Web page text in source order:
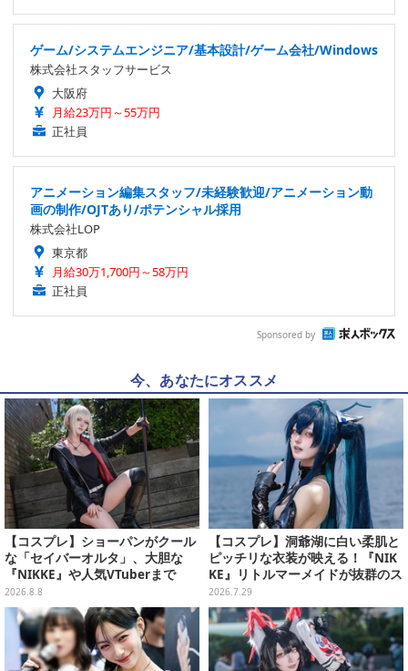
ゲーム/システムエンジニア/基本設計/ゲーム会社/Windows
株式会社スタッフサービス
大阪府
月給23万円～55万円
正社員
アニメーション編集スタッフ/未経験歓迎/アニメーション動
画の制作/OJTあり/ポテンシャル採用
株式会社LOP
東京都
月給30万1,700円～58万円
正社員
Sponsored by
今、あなたにオススメ
【コスプレ】ショーパンがクール
な「セイバーオルタ」、大胆な
『NIKKE』や人気VTuberまで
「アコスタ池袋」美女レイヤーま
とめ
2026.8.8
【コスプレ】洞爺湖に白い柔肌と
ピッチリな衣装が映える！『NIK
KE』リトルマーメイドが抜群のス
タイルで神秘的な美しさを魅せる
【写真10枚】
2026.7.29